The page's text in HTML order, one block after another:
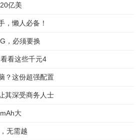
亿美
，懒人必备！
，必须要换
看这些千元4
？这份超强配置
其深受商务人士
大
无需越